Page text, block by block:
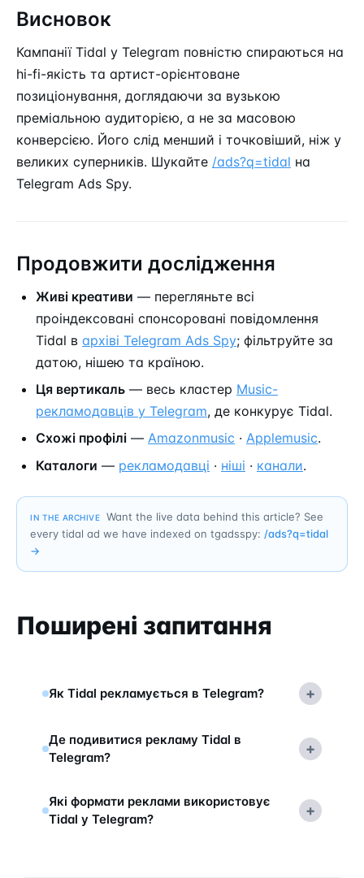
Висновок
Кампанії Tidal у Telegram повністю спираються на
hi-fi-якість та артист-орієнтоване
позиціонування, доглядаючи за вузькою
преміальною аудиторією, а не за масовою
конверсією. Його слід менший і точковіший, ніж у
великих суперників. Шукайте /ads?q=tidal на
Telegram Ads Spy.
Продовжити дослідження
Живі креативи — перегляньте всі
проіндексовані спонсоровані повідомлення
Tidal в архіві Telegram Ads Spy; фільтруйте за
датою, нішею та країною.
Ця вертикаль — весь кластер Music-
рекламодавців у Telegram, де конкурує Tidal.
Схожі профілі — Amazonmusic · Applemusic.
Каталоги — рекламодавці · ніші · канали.
IN THE ARCHIVE
Want the live data behind this article? See
every tidal ad we have indexed on tgadsspy: /ads?q=tidal
→
Поширені запитання
Як Tidal рекламується в Telegram? +
Де подивитися рекламу Tidal в
Telegram?
+
Які формати реклами використовує
Tidal у Telegram?
+